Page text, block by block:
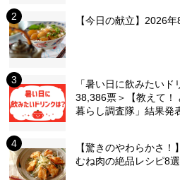
【今日の献立】2026
「暑い日に飲みたい
38,386票＞【教えて！
暮らし調査隊」結果発
【驚きのやわらかさ
むね肉の絶品レシピ8選